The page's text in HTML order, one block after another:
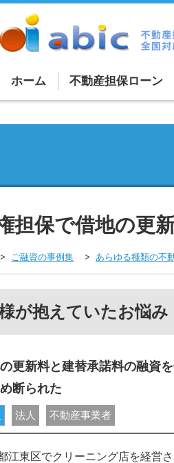
ホーム 不動産担保ローン
融資を受けづらい物
外国人向けローン
担保で借地の更
ご融資の事例集 あらゆる種類の不
が抱えていたお悩み
更新料と建替承諾料の融資
断られた
法人 不動産事業者
江東区でクリーニング店を経営